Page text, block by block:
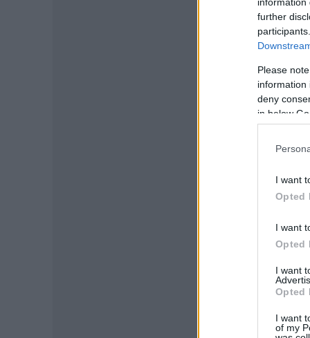
further
Please
information
deny
in below
I want
Opted
I want
Opted
I want
Opted
I want
of my